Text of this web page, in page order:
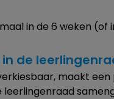
in de 6 weken
in de
maakt
leerlingenraad